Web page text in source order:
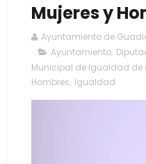
Mujeres y
Ayuntamiento de
Ayuntamiento,
Municipal de Igualdad de
Hombres, Igualdad